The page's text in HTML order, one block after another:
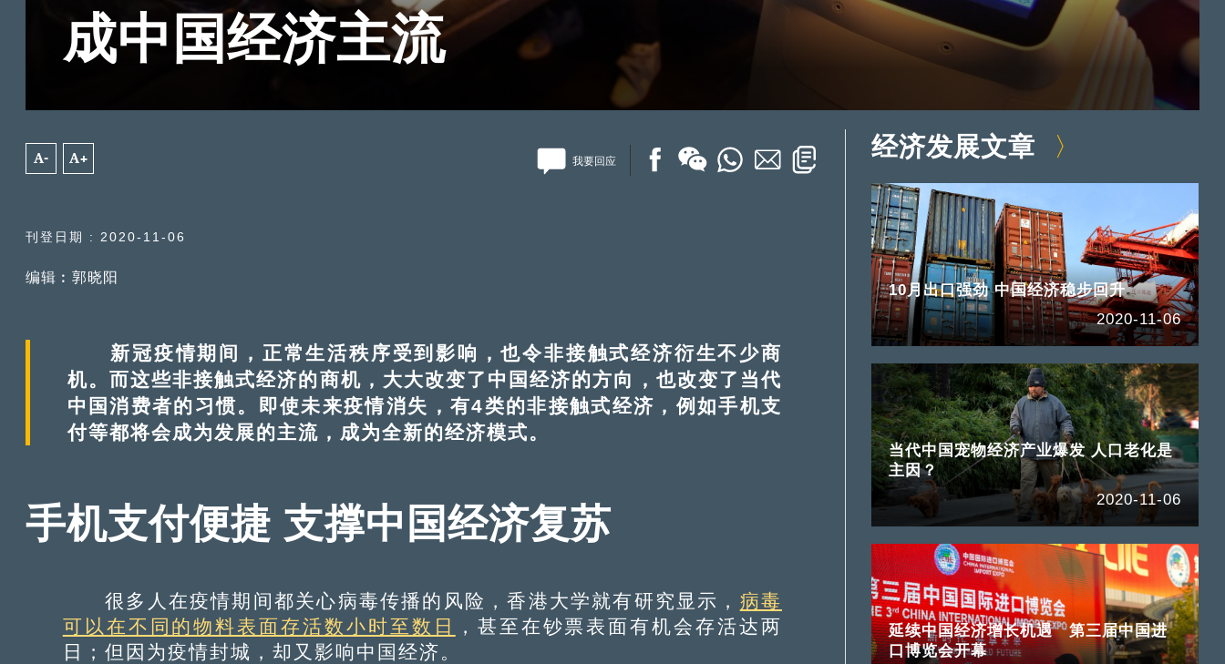
成中国经济主流
A- A+ 我要回应
刊登日期 : 2020-11-06
编辑︰郭晓阳
新冠疫情期间，正常生活秩序受到影响，也令非接触式经济衍生不少商
机。而这些非接触式经济的商机，大大改变了中国经济的方向，也改变了当代
中国消费者的习惯。即使未来疫情消失，有4类的非接触式经济，例如手机支
付等都将会成为发展的主流，成为全新的经济模式。
手机支付便捷 支撑中国经济复苏
很多人在疫情期间都关心病毒传播的风险，香港大学就有研究显示， 病毒
可以在不同的物料表面存活数小时至数日
，甚至在钞票表面有机会存活达两
日；但因为疫情封城，却又影响中国经济。
经济发展文章
10月出口强劲 中国经济稳步回升
2020-11-06
当代中国宠物经济产业爆发 人口老化是
主因？
2020-11-06
延续中国经济增长机遇 第三届中国进
口博览会开幕